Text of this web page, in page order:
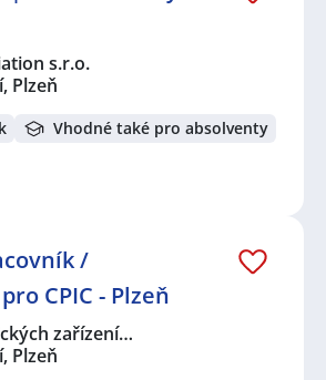
s.r.o.
Plzeň
Vhodné také pro absolventy
/
CPIC - Plzeň
zařízení…
Plzeň